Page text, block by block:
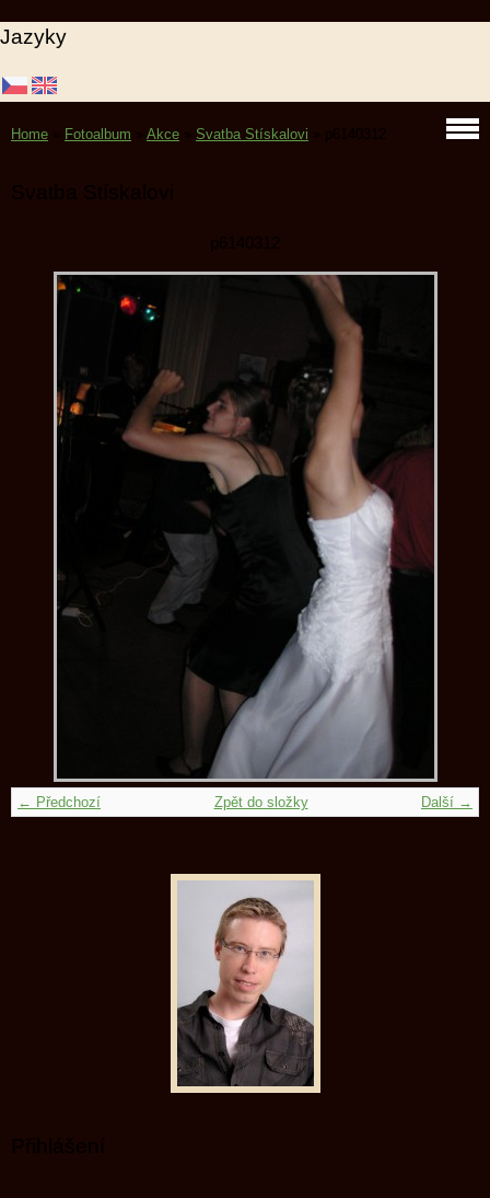
Jazyky
Home Fotoalbum Akce Svatba Stískalovi p6140312
Svatba Stískalovi
p6140312
← Předchozí Další →
Zpět do složky
Přihlášení